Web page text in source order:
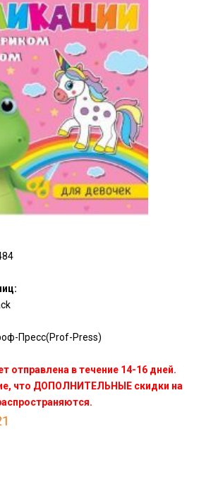
Пресс(Prof-Press)
отправлена в течение 14-16 дней.
что ДОПОЛНИТЕЛЬНЫЕ скидки на